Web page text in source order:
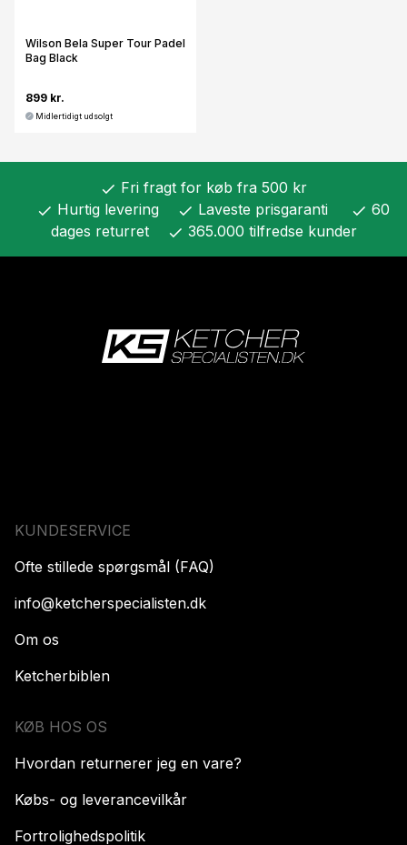
Wilson Bela Super Tour Padel
Bag Black
899 kr.
Midlertidigt udsolgt
check Fri fragt for køb fra 500 kr
check Hurtig levering check Laveste prisgaranti check 60
dages returret
check 365.000 tilfredse kunder
KUNDESERVICE
Ofte stillede spørgsmål (FAQ)
info@ketcherspecialisten.dk
Om os
Ketcherbiblen
KØB HOS OS
Hvordan returnerer jeg en vare?
Købs- og leverancevilkår
Fortrolighedspolitik